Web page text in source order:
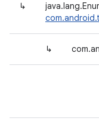
↳
↳